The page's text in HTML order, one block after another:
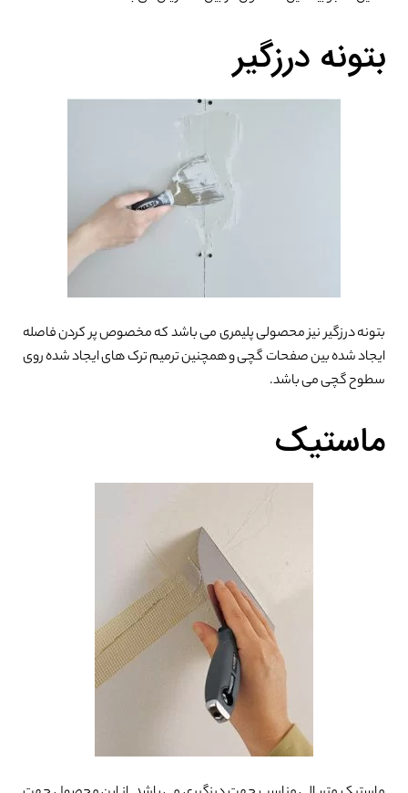
بتونه درزگیر
بتونه درزگیر نیز محصولی پلیمری می باشد که مخصوص پر کردن فاصله
ایجاد شده بین صفحات گچی و همچنین ترمیم ترک های ایجاد شده روی
سطوح گچی می باشد.
ماستیک